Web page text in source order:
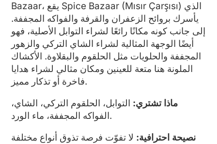
Bazaar، يقع Spice Bazaar (Mısır Çarşısı) الذي
يأسرك بروائح الزعفران والقرفة والفواكه المجففة.
إلى جانب كونه مكانًا رائعًا لشراء التوابل الأصلية، فهو
أيضًا الوجهة المثالية لشراء الشاي التركي والزهور
المجففة والحلويات مثل الحلقوم والبقلاوة. الأكشاك
الملونة هنا متعة للعينين ومكان مثالي لشراء هدايا
فاخرة أو تذكار مميز.
ماذا تشتري: التوابل، الحلقوم التركي، الشاي،
الفواكه المجففة، ماء الورد.
نصيحة احترافية: لا تفوّت فرصة تذوق أنواع مختلفة